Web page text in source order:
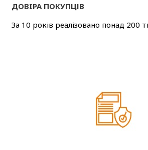
ДОВIРА ПОКУПЦІВ
За 10 років реалізовано понад 200